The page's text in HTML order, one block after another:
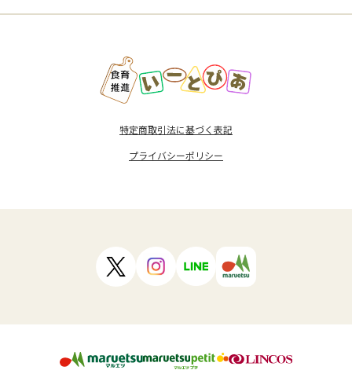
特定商取引法に基づく表記
プライバシーポリシー